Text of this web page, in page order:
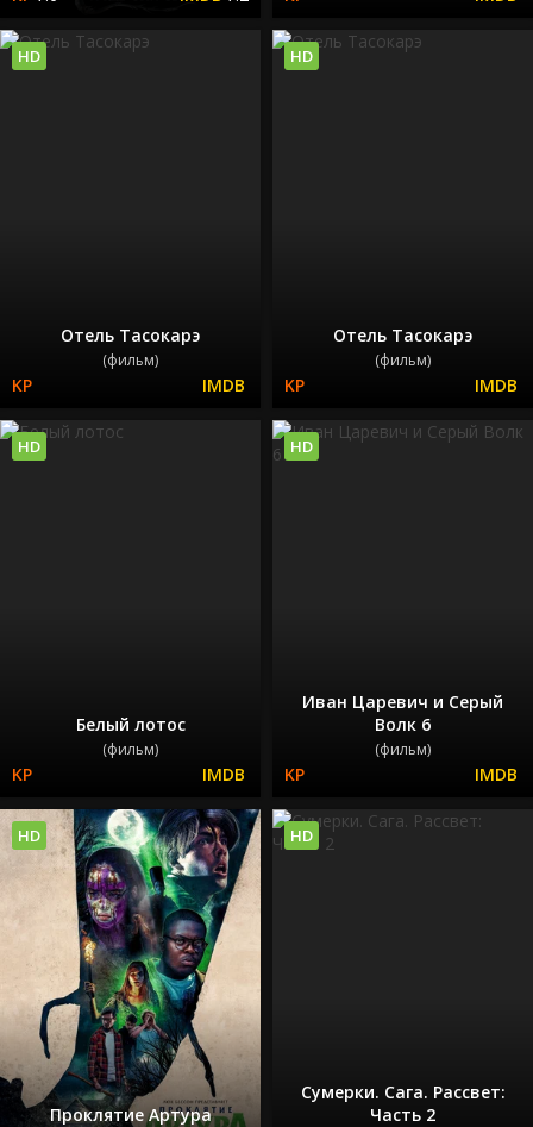
Отель Тасокарэ
(фильм)
HD
Отель Тасокарэ
(фильм)
HD
Белый лотос
(фильм)
HD
Иван Царевич и Серый
Волк 6
(фильм)
HD
Проклятие Артура
HD
Сумерки. Сага. Рассвет:
Часть 2
HD